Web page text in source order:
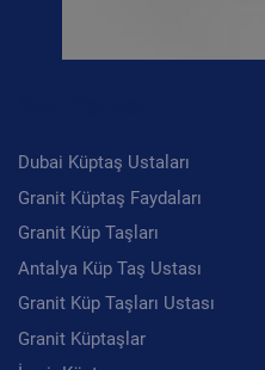
Dubai Küptaş Ustaları
Granit Küptaş Faydaları
Granit Küp Taşları
Antalya Küp Taş Ustası
Granit Küp Taşları Ustası
Granit Küptaşlar